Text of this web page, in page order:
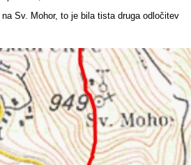
Sv. Mohor, to je bila tista druga odločitev